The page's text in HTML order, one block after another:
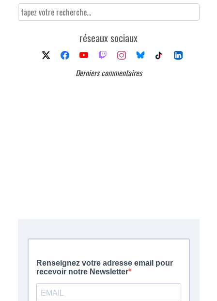
réseaux sociaux
Derniers commentaires